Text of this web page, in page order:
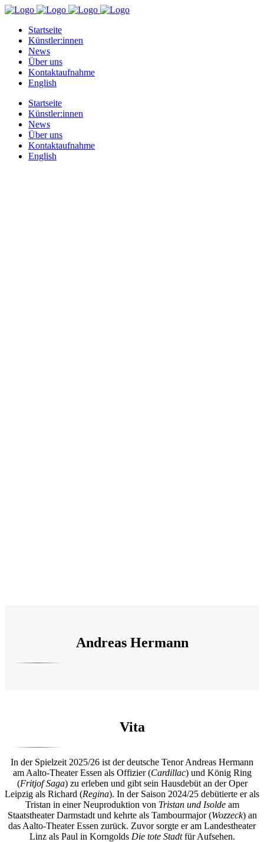
Startseite
Künstler:innen
News
Über uns
Kontaktaufnahme
English
Startseite
Künstler:innen
News
Über uns
Kontaktaufnahme
English
Andreas Hermann
Vita
In der Spielzeit 2025/26 ist der deutsche Tenor Andreas Hermann
am Aalto-Theater Essen als Offizier (Cardillac) und König Ring
(Fritjof Saga) zu erleben und gibt sein Hausdebüt an der Oper
Leipzig als Richard (Regina). In der Saison 2024/25 debütierte er als
Tristan in einer Neuproduktion von Tristan und Isoldeam
Staatstheater Darmstadt und kehrte als Tambourmajor (Wozzeck) an
das Aalto-Theater Essen zurück. Zuvor sorgte er am Landestheater
Linz als Paul in Korngolds Die tote Stadtfür Aufsehen.